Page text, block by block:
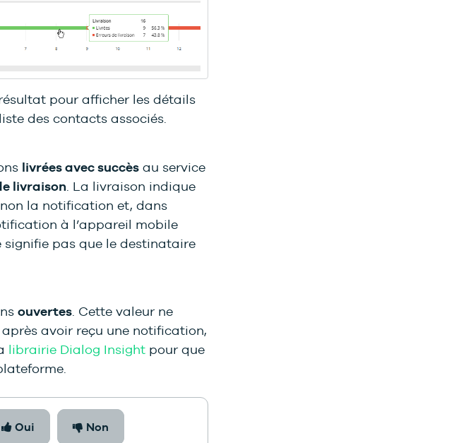
pour afficher les détails
des contacts associés.
livrées avec succèsau service
livraison. La livraison indique
la notification et, dans
à l’appareil mobile
pas que le destinataire
ouvertes. Cette valeur ne
avoir reçu une notification,
librairie Dialog Insightpour que
Oui Non